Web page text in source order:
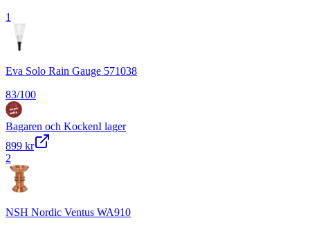
1
Eva Solo Rain Gauge 571038
83/100
Bagaren och KockenI lager
899 kr
2
NSH Nordic Ventus WA910